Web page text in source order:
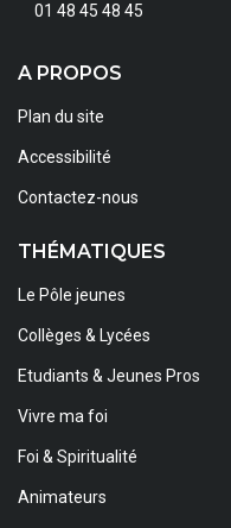
01 48 45 48 45
A PROPOS
Plan du site
Accessibilité
Contactez-nous
THÉMATIQUES
Le Pôle jeunes
Collèges & Lycées
Etudiants & Jeunes Pros
Vivre ma foi
Foi & Spiritualité
Animateurs